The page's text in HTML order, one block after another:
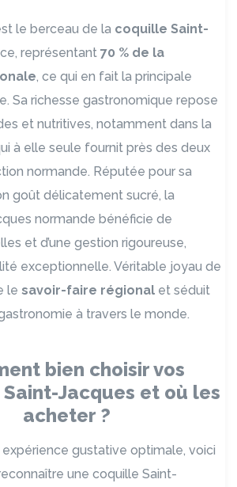
le berceau de la coquille Saint-
représentant 70 % de la
, ce qui en fait la principale
Sa richesse gastronomique repose
et nutritives, notamment dans la
à elle seule fournit près des deux
normande. Réputée pour sa
goût délicatement sucré, la
normande bénéficie de
et d’une gestion rigoureuse,
exceptionnelle. Véritable joyau de
le savoir-faire régional et séduit
à travers le monde.
bien choisir vos
Jacques et où les
acheter ?
expérience gustative optimale, voici
une coquille Saint-